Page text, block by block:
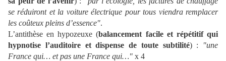
se réduiront et la voiture électrique pour tous viendra remplacer
les coûteux pleins d’essence".
L’antithèse en hypozeuxe (balancement facile et répétitif qui
hypnotise l’auditoire et dispense de toute subtilité) :
"une
France qui… et pas une France qui…" x 4